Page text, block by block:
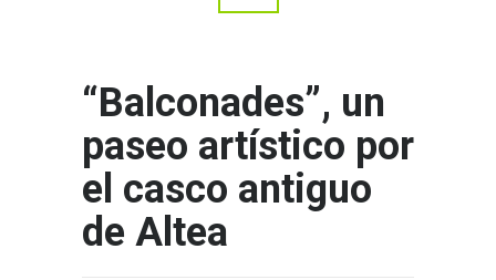
“Balconades”, un
paseo artístico por
el casco antiguo
de Altea